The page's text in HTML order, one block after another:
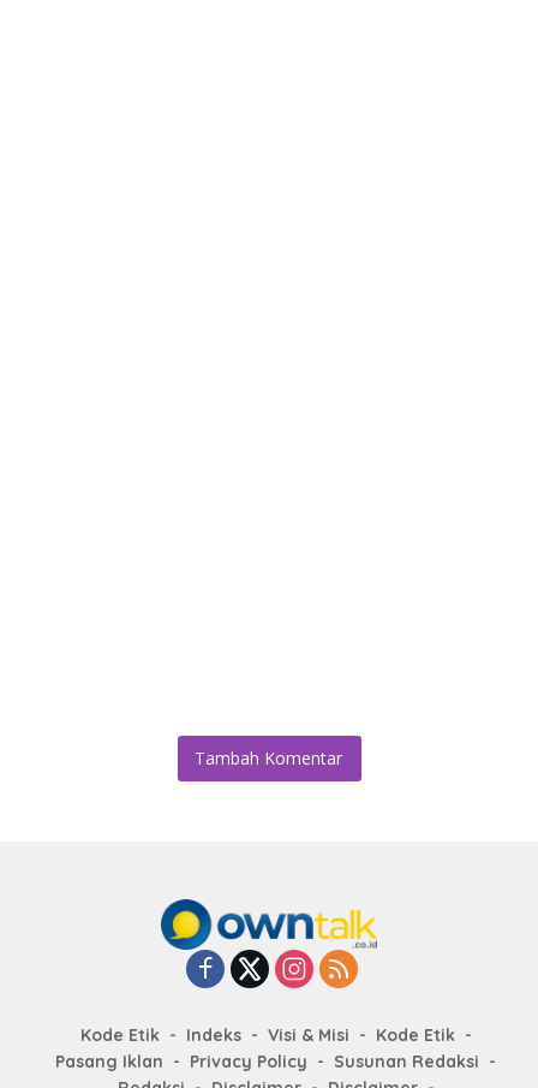
Tambah Komentar
Kode Etik Indeks Visi & Misi
Kode Etik
Pasang Iklan
Privacy Policy
Susunan Redaksi